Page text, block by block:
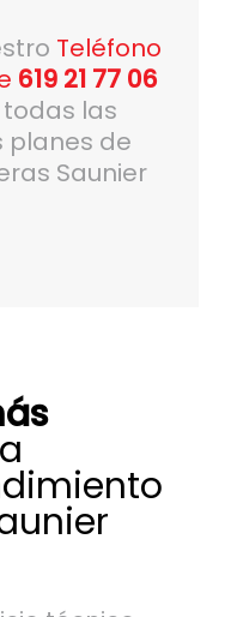
Teléfono
619 21 77 06
las
planes de
Saunier